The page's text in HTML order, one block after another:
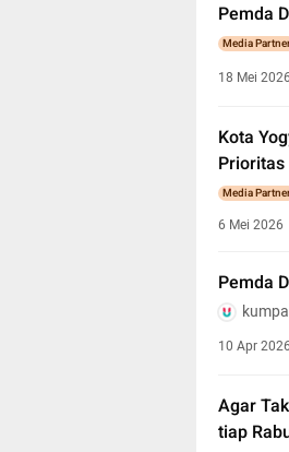
Pemda
Media
18 Mei 2026
Kota
Prioritas
Media
6 Mei 2026
Pemda
10 Apr 2026
Agar
tiap